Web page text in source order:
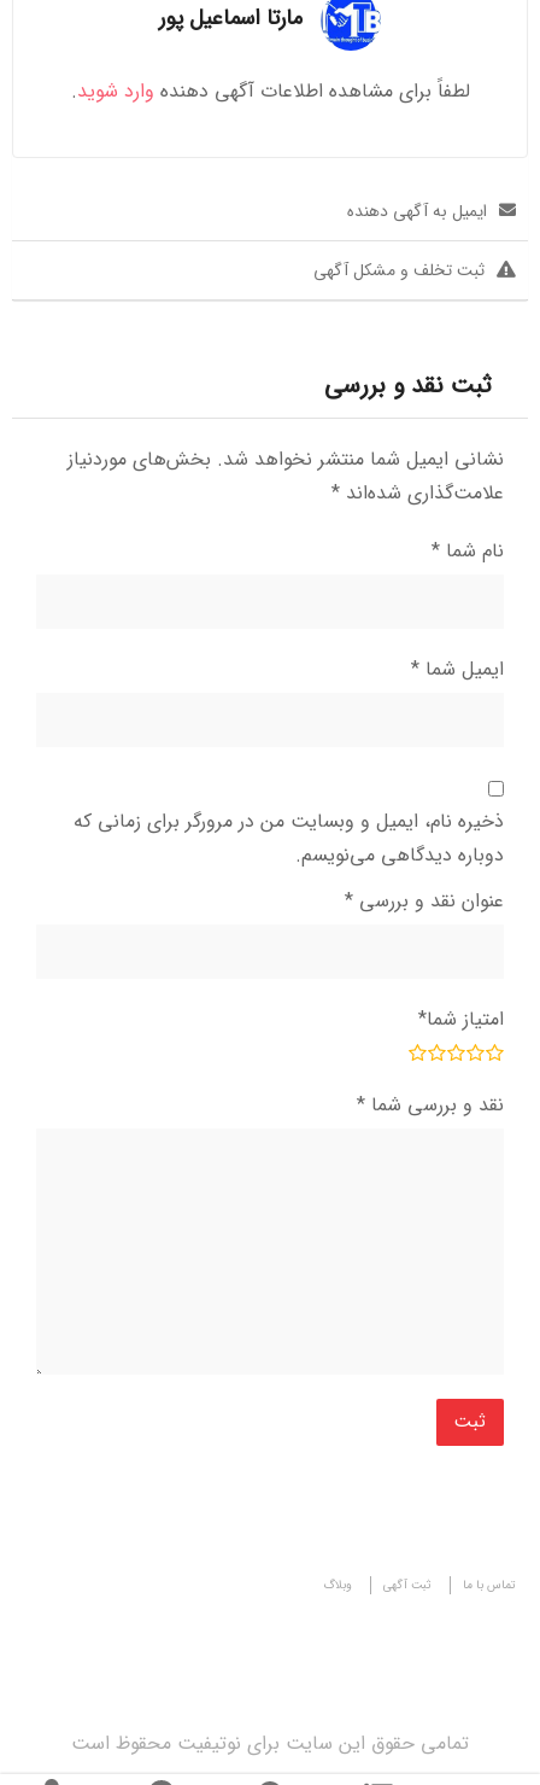
مارتا اسماعیل پور
لطفاً برای مشاهده اطلاعات آگهی دهنده وارد شوید.
ایمیل به آگهی دهنده
ثبت تخلف و مشکل آگهی
ثبت نقد و بررسی
نشانی ایمیل شما منتشر نخواهد شد. بخش‌های موردنیاز
علامت‌گذاری شده‌اند *
نام شما *
ایمیل شما *
ذخیره نام، ایمیل و وبسایت من در مرورگر برای زمانی که
دوباره دیدگاهی می‌نویسم.
عنوان نقد و بررسی *
امتیاز شما*
نقد و بررسی شما *
تماس با ما ثبت آگهی وبلاگ
تمامی حقوق این سایت برای نوتیفیت محقوظ است